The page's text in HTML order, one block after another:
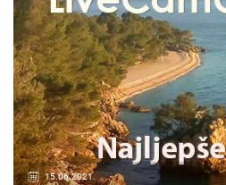
15.06.2021.